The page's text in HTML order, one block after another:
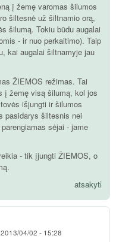
į žemę varomas šilumos
šiltesnė už šiltnamio orą,
šilumą. Tokiu būdu augalai
- ir nuo perkaitimo). Taip
kai augalai šiltnamyje jau
ŽIEMOS režimas. Tai
į žemę visą šilumą, kol jos
išjungti ir šilumos
pasidarys šiltesnis nei
sėjai - jame
- tik įjungti ŽIEMOS, o
atsakyti
04/02 - 15:28